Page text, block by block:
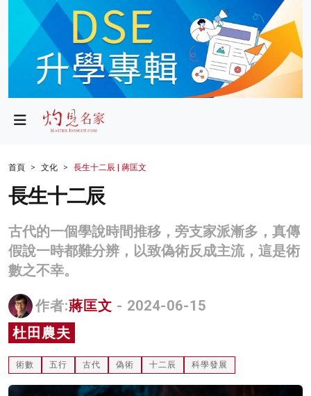
政局
財經
生活
商業
科技
影片
名家榜
灼見活動
關於我們
首頁 文化 長生十二辰 | 蔣匡文
長生十二辰
古代的一個學說時間推移，旁支家派漸多，真傳
假說一時都難分辨，以致偽術反成主流，這是術
數之不幸。
作者:蔣匡文 - 2024-06-15
杜田農夫
術數 五行 古代 偽術 十二辰 科學發展